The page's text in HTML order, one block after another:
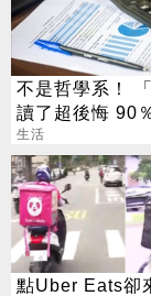
不是哲學系！
讀了超後悔 90
上證照
生活
點Uber Eats卻